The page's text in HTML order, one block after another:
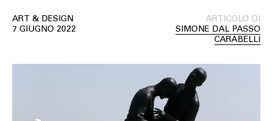
LIFESTYLE
MOTORS
SOUND
ART & DESIGN
7 GIUGNO 2022
ARTICOLO DI
SIMONE DAL PASSO
CARABELLI